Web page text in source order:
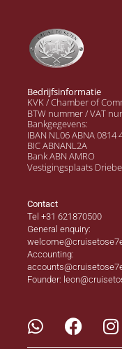
Bedrijfsinformatie
KVK / Chamber of
BTW nummer / VAT
Bankgegevens:
IBAN NL06 ABNA 0814
BIC ABNANL2A
Bank ABN AMRO
Vestigingsplaats
Contact
Tel +31 621870500
General enquiry:
Accounting:
Founder: